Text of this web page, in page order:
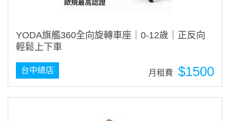
YODA旗艦360全向旋轉車座｜0-12歲｜正反向
輕鬆上下車
$1500
月租費
台中總店